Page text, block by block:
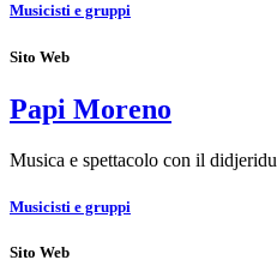
Musicisti e gruppi
Sito Web
Papi Moreno
Musica e spettacolo con il didjeridu
Musicisti e gruppi
Sito Web